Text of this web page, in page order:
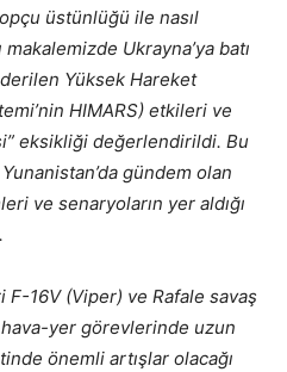
üstünlüğü ile nasıl
makalemizde Ukrayna’ya batı
Yüksek Hareket
HIMARS) etkileri ve
eksikliği değerlendirildi. Bu
gündem olan
ve senaryoların yer aldığı
F-16V (Viper) ve Rafale savaş
hava-yer görevlerinde uzun
önemli artışlar olacağı